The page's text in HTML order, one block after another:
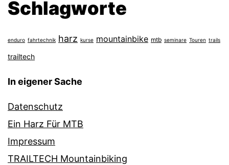
Schlagworte
enduro fahrtechnik harz kurse mountainbike mtb seminare Touren trails
trailtech
In eigener Sache
Datenschutz
Ein Harz Für MTB
Impressum
TRAILTECH Mountainbiking